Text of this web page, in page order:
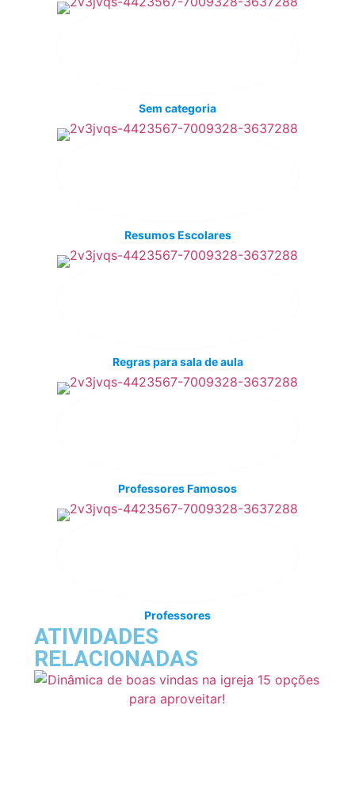
Sem categoria
Resumos Escolares
Regras para sala de aula
Professores Famosos
Professores
ATIVIDADES
RELACIONADAS